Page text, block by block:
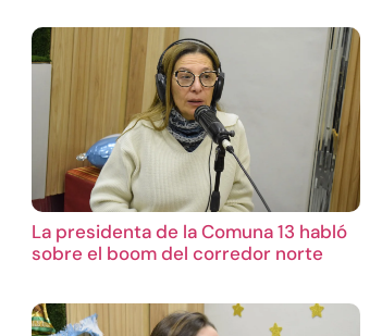
La presidenta de la Comuna 13 habló
sobre el boom del corredor norte